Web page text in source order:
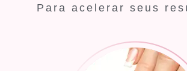
Para acelerar seus